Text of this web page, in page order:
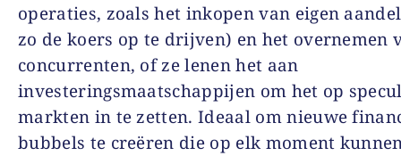
operaties, zoals het inkopen van eigen
zo de koers op te drijven) en het overnemen
concurrenten, of ze lenen het aan
investeringsmaatschappijen om het op
markten in te zetten. Ideaal om nieuwe
bubbels te creëren die op elk moment